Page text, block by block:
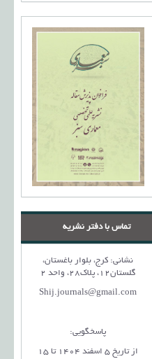
160,000
1,750,000
1,950,000
تماس بگیرید
تماس با دفتر نشریه
نشانی: کرج، بلوار باغستان،
گلستان12، پلاک28، واحد 2
Shij.journals@gmail.com
پاسخگویی:
از تاریخ 5 اسفند 1404 تا 15